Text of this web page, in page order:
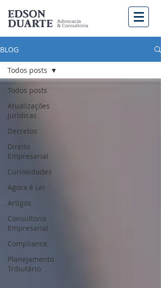
BLOG
Todos posts
Atualizações
Jurídicas
Decretos
Direito
Empresarial
Curiosidades
Agora é Lei
Artigos
Consultoria
Empresarial
Compliance
Planejamento
Tributário
Todos posts